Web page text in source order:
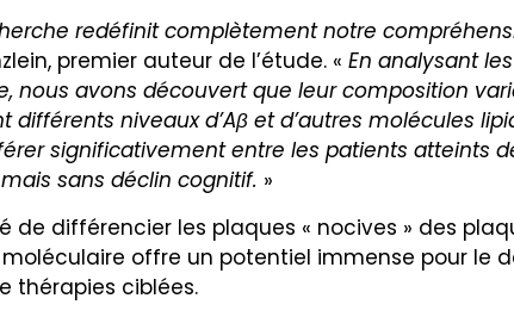
redéfinit complètement notre
premier auteur de l’étude. « En analysant
nous avons découvert que leur composition
différents niveaux d’Aβ et d’autres molécules
significativement entre les patients atteints
sans déclin cognitif. »
de différencier les plaques « nocives » des
offre un potentiel immense pour le
thérapies ciblées.